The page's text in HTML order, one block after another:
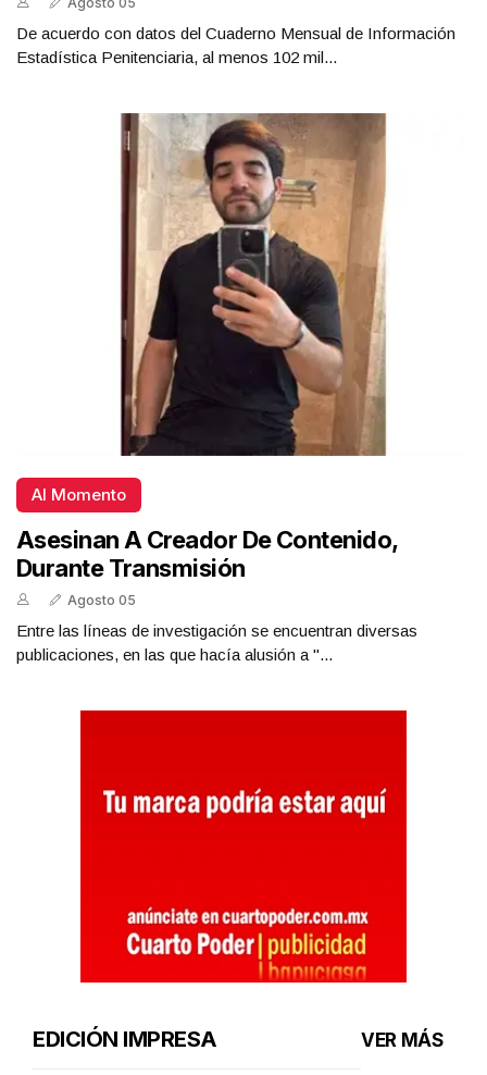
De acuerdo con datos del Cuaderno Mensual de Información
Estadística Penitenciaria, al menos 102 mil...
Al Momento
Asesinan A Creador De Contenido,
Durante Transmisión
Agosto 05
Entre las líneas de investigación se encuentran diversas
publicaciones, en las que hacía alusión a "...
EDICIÓN IMPRESA VER MÁS